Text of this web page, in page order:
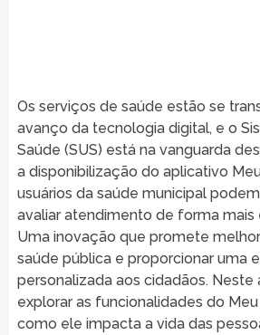
Os serviços de saúde estão se
avanço da tecnologia digital, e o
Saúde (SUS) está na vanguarda
a disponibilização do aplicativo
usuários da saúde municipal
avaliar atendimento de forma mais
Uma inovação que promete
saúde pública e proporcionar uma
personalizada aos cidadãos. Neste
explorar as funcionalidades do
como ele impacta a vida das